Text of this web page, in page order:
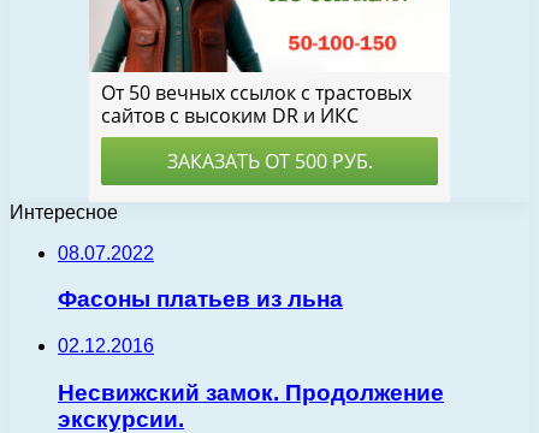
Интересное
08.07.2022
Фасоны платьев из льна
02.12.2016
Несвижский замок. Продолжение
экскурсии.